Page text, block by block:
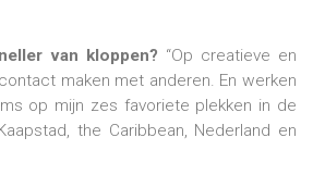
van kloppen? “Op creatieve en
maken met anderen. En werken
op mijn zes favoriete plekken in de
the Caribbean, Nederland en